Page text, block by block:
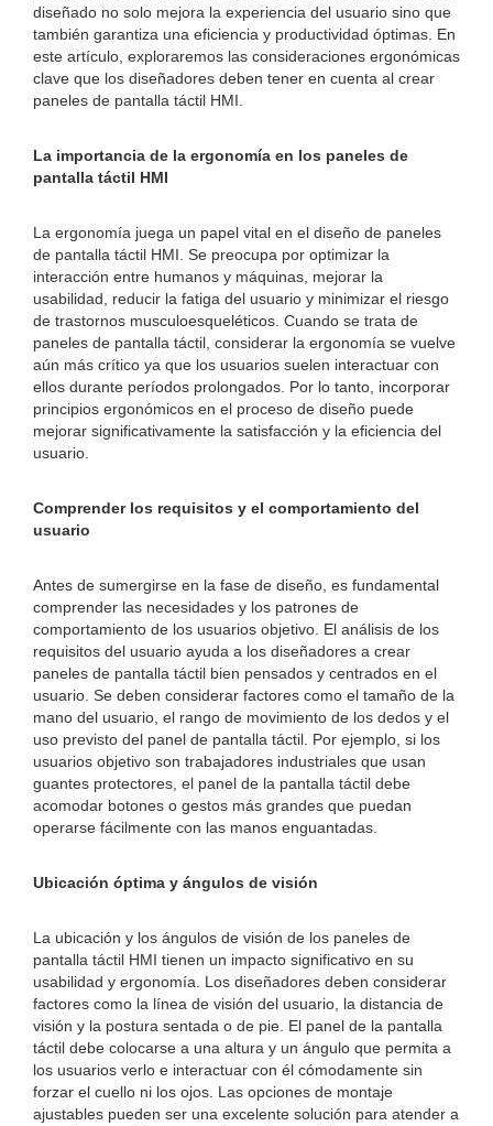
diseñado no solo mejora la experiencia del usuario sino que
también garantiza una eficiencia y productividad óptimas. En
este artículo, exploraremos las consideraciones ergonómicas
clave que los diseñadores deben tener en cuenta al crear
paneles de pantalla táctil HMI.
La importancia de la ergonomía en los paneles de
pantalla táctil HMI
La ergonomía juega un papel vital en el diseño de paneles
de pantalla táctil HMI. Se preocupa por optimizar la
interacción entre humanos y máquinas, mejorar la
usabilidad, reducir la fatiga del usuario y minimizar el riesgo
de trastornos musculoesqueléticos. Cuando se trata de
paneles de pantalla táctil, considerar la ergonomía se vuelve
aún más crítico ya que los usuarios suelen interactuar con
ellos durante períodos prolongados. Por lo tanto, incorporar
principios ergonómicos en el proceso de diseño puede
mejorar significativamente la satisfacción y la eficiencia del
usuario.
Comprender los requisitos y el comportamiento del
usuario
Antes de sumergirse en la fase de diseño, es fundamental
comprender las necesidades y los patrones de
comportamiento de los usuarios objetivo. El análisis de los
requisitos del usuario ayuda a los diseñadores a crear
paneles de pantalla táctil bien pensados ​​y centrados en el
usuario. Se deben considerar factores como el tamaño de la
mano del usuario, el rango de movimiento de los dedos y el
uso previsto del panel de pantalla táctil. Por ejemplo, si los
usuarios objetivo son trabajadores industriales que usan
guantes protectores, el panel de la pantalla táctil debe
acomodar botones o gestos más grandes que puedan
operarse fácilmente con las manos enguantadas.
Ubicación óptima y ángulos de visión
La ubicación y los ángulos de visión de los paneles de
pantalla táctil HMI tienen un impacto significativo en su
usabilidad y ergonomía. Los diseñadores deben considerar
factores como la línea de visión del usuario, la distancia de
visión y la postura sentada o de pie. El panel de la pantalla
táctil debe colocarse a una altura y un ángulo que permita a
los usuarios verlo e interactuar con él cómodamente sin
forzar el cuello ni los ojos. Las opciones de montaje
ajustables pueden ser una excelente solución para atender a